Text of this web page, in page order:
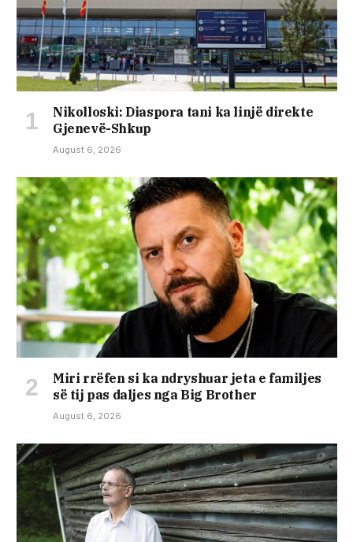
Nikolloski: Diaspora tani ka linjë direkte
Gjenevë-Shkup
August 6, 2026
Miri rrëfen si ka ndryshuar jeta e familjes
së tij pas daljes nga Big Brother
August 6, 2026